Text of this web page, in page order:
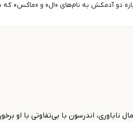
دو آدمکش به نام‌های «ال» و «ماکس»
ناباوری، اندرسون با بی‌تفاوتی با او